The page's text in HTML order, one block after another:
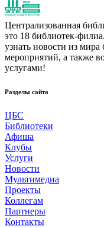
Централизованная
это 18 библиотек-
узнать новости из мира
мероприятий, а также
услугами!
Разделы сайта
ЦБС
Библиотеки
Афиша
Клубы
Услуги
Новости
Мультимедиа
Проекты
Коллегам
Партнеры
Контакты